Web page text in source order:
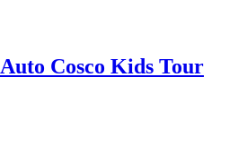
Cosco Kids Tour